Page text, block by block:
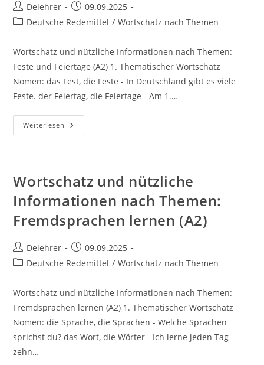
Beitrags-
Autor:
Delehrer
Beitrag
veröffentlicht:
09.09.2025
Beitrags-
Deutsche Redemittel / Wortschatz nach Themen
Wortschatz und nützliche Informationen nach Themen:
Feste und Feiertage (A2) 1. Thematischer Wortschatz
Nomen: das Fest, die Feste - In Deutschland gibt es viele
Feste. der Feiertag, die Feiertage - Am 1.…
Weiterlesen Wortschatz
Und
Feste
Und
(A2)
Wortschatz und nützliche
Informationen nach Themen:
Fremdsprachen lernen (A2)
Beitrags-
Autor:
Delehrer
Beitrag
veröffentlicht:
09.09.2025
Beitrags-
Deutsche Redemittel / Wortschatz nach Themen
Wortschatz und nützliche Informationen nach Themen:
Fremdsprachen lernen (A2) 1. Thematischer Wortschatz
Nomen: die Sprache, die Sprachen - Welche Sprachen
sprichst du? das Wort, die Wörter - Ich lerne jeden Tag
zehn…